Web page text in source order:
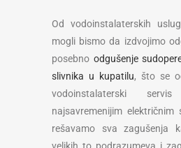
Od vodoinstalaterskih
mogli bismo da izdvojimo
posebno odgušenje
slivnika u kupatilu, što se
vodoinstalaterski
najsavremenijim električnim
rešavamo sva zagušenja